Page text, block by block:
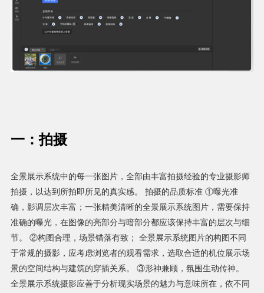
一：拍摄
全景展示系统中的每一张图片，全部由丰富拍摄经验的专业摄影师
拍摄，以达到所拍即所见的真实感。 拍摄的品质标准 ①曝光准
确，影调层次丰富；一张精美清晰的全景展示系统图片，需要保持
准确的曝光，在图像的亮部分与暗部分都应该保持丰富的层次与细
节。 ②构图合理，场景错落有致； 全景展示系统图片的构图不同
于常规的摄影，应考虑浏览者的观看需求，选取合适的机位展示场
景的空间结构与建筑的穿插关系。 ③形神兼顾，氛围生动传神。
全景展示系统摄影应善于分析现实场景的魅力与意味所在，依不同